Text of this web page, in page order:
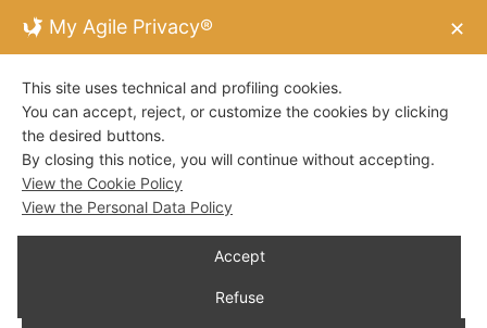
My Agile Privacy® ✕
This site uses technical and profiling cookies.
You can accept, reject, or customize the cookies by clicking
the desired buttons.
By closing this notice, you will continue without accepting.
View the Cookie Policy
View the Personal Data Policy
Accept
Refuse